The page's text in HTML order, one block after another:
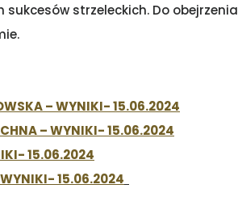
strzeleckich. Do obejrzenia
– WYNIKI- 15.06.2024
– WYNIKI- 15.06.2024
15.06.2024
WYNIKI- 15.06.2024